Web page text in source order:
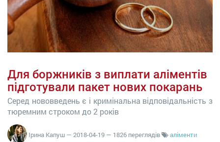
Для боржників з виплати аліментів
підготували пакет нових покарань
Серед нововведень є і кримінальна відповідальність з
тюремним строком до 2 років
Ірина Капуш — 2018-04-19 — 1826 переглядів
аліменти